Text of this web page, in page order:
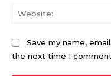
Save my name,
the next time I